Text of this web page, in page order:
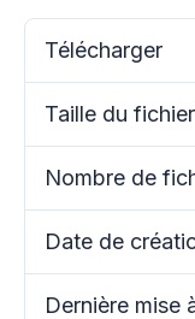
Télécharger
Taille du fichier
Nombre de
Date de
Dernière mise